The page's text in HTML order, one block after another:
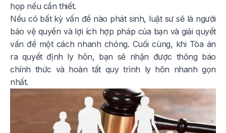
họp nếu cần thiết.
Nếu có bất kỳ vấn đề nào phát sinh, luật sư sẽ là người
bảo vệ quyền và lợi ích hợp pháp của bạn và giải quyết
vấn đề một cách nhanh chóng. Cuối cùng, khi Tòa án
ra quyết định ly hôn, bạn sẽ nhận được thông báo
chính thức và hoàn tất quy trình ly hôn nhanh gọn
nhất.